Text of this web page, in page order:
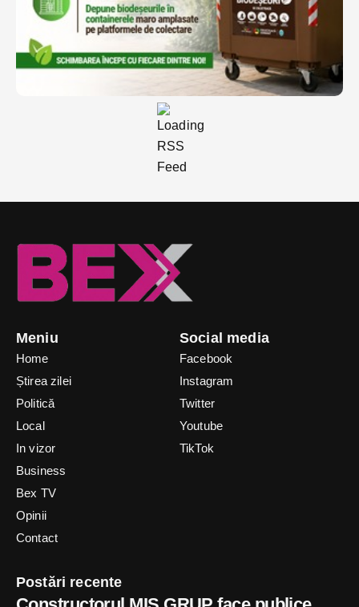
Meniu
Home
Știrea zilei
Politică
Local
In vizor
Business
Bex TV
Opinii
Contact
Social media
Facebook
Instagram
Twitter
Youtube
TikTok
Postări recente